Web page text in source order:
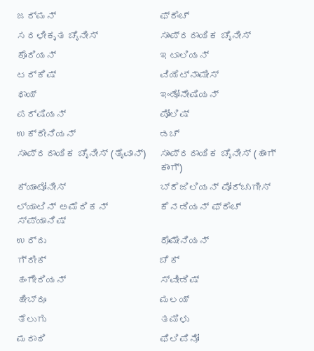
ಜರ್ಮನ್
ಫ್ರೆಂಚ್
ಸರಳೀಕೃತ ಚೈನೀಸ್
ಸಾಂಪ್ರದಾಯಿಕ ಚೈನೀಸ್
ಕೊರಿಯನ್
ಇಟಾಲಿಯನ್
ಟರ್ಕಿಷ್
ವಿಯೆಟ್ನಾಮೀಸ್
ಥಾಯ್
ಇಂಡೋನೇಷಿಯನ್
ಪರ್ಷಿಯನ್
ಪೋಲಿಷ್
ಉಕ್ರೇನಿಯನ್
ಡಚ್
ಸಾಂಪ್ರದಾಯಿಕ ಚೈನೀಸ್ (ತೈವಾನ್)
ಸಾಂಪ್ರದಾಯಿಕ ಚೈನೀಸ್ (ಹಾಂಗ್
ಕಾಂಗ್)
ಕ್ಯಾಂಟೋನೀಸ್
ಬ್ರೆಜಿಲಿಯನ್ ಪೋರ್ಚುಗೀಸ್
ಲ್ಯಾಟಿನ್ ಅಮೆರಿಕನ್
ಸ್ಪ್ಯಾನಿಷ್
ಕೆನಡಿಯನ್ ಫ್ರೆಂಚ್
ಉರ್ದು
ರೊಮೇನಿಯನ್
ಗ್ರೀಕ್
ಚೆಕ್
ಹಂಗೇರಿಯನ್
ಸ್ವೀಡಿಷ್
ಹೀಬ್ರೂ
ಮಲಯ್
ತೆಲುಗು
ತಮಿಳು
ಮರಾಠಿ
ಫಿಲಿಪಿನೋ